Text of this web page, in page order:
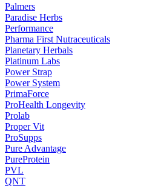
Palmers
Paradise Herbs
Performance
Pharma First Nutraceuticals
Planetary Herbals
Platinum Labs
Power Strap
Power System
PrimaForce
ProHealth Longevity
Prolab
Proper Vit
ProSupps
Pure Advantage
PureProtein
PVL
QNT